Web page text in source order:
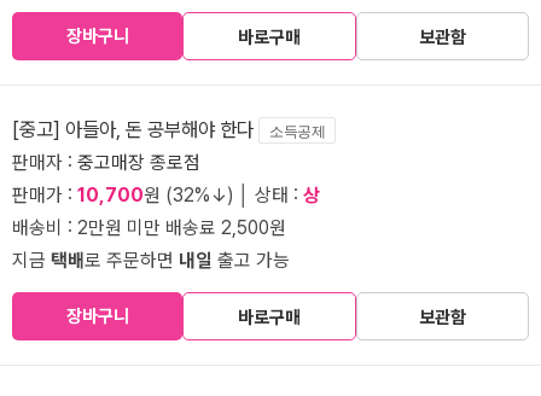
장바구니 바로구매 보관함
[중고] 아들아, 돈 공부해야 한다 소득공제
판매자 : 중고매장 종로점
판매가 : 10,700원 (32%↓) │ 상태 : 상
배송비 : 2만원 미만 배송료 2,500원
지금 택배로 주문하면 내일 출고 가능
장바구니 바로구매 보관함